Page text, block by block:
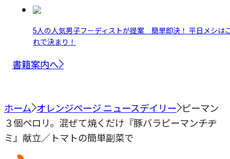
5人の人気男子フーディストが提案 簡単即決！ 平日メシは
れで決まり！
書籍案内へ
ホーム オレンジページ ニュースデイリー ピーマン
３個ペロリ。混ぜて焼くだけ『豚バラピーマンチヂ
ミ』献立／トマトの簡単副菜で